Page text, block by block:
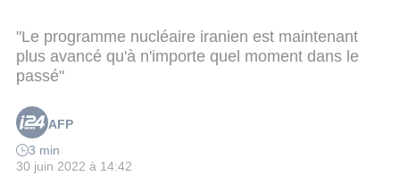
"Le programme nucléaire iranien est maintenant
plus avancé qu'à n'importe quel moment dans le
passé"
AFP
3 min
30 juin 2022 à 14:42